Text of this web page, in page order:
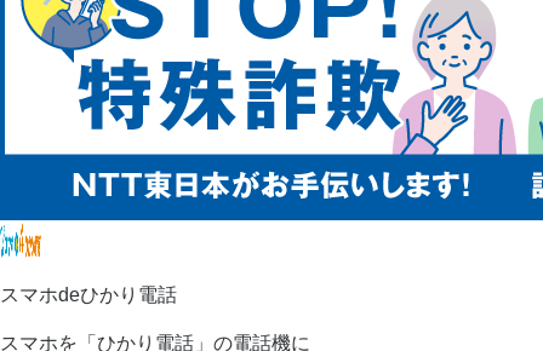
スマホdeひかり電話
スマホを「ひかり電話」の電話機に